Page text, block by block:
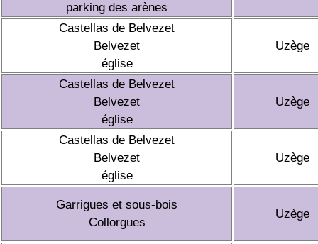
parking des arènes
Castellas de Belvezet
Belvezet
église
Uzège
Castellas de Belvezet
Belvezet
église
Uzège
Castellas de Belvezet
Belvezet
église
Uzège
Garrigues et sous-bois
Collorgues
Uzège